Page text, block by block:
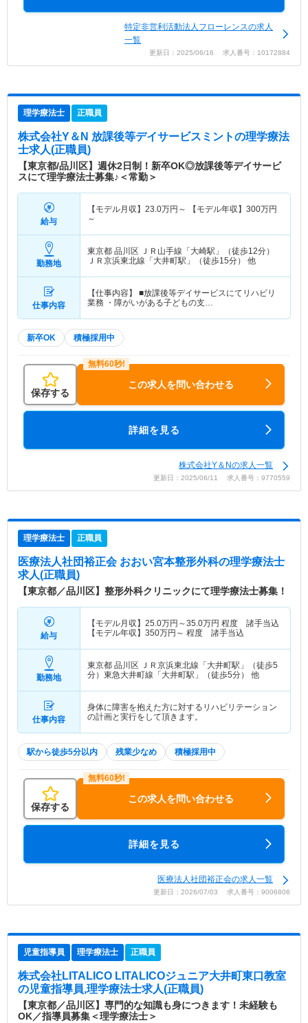
特定非営利活動法人フローレンスの求人
一覧
更新日：2025/06/16 求人番号：10172884
理学療法士 正職員
株式会社Y＆N 放課後等デイサービスミントの理学療法
士求人(正職員)
【東京都/品川区】週休2日制！新卒OK◎放課後等デイサービ
スにて理学療法士募集♪＜常勤＞
給与
【モデル月収】 23.0万円～ 【モデル年収】 300万円
～
勤務地
東京都 品川区 ＪＲ山手線「大崎駅」（徒歩12分）
ＪＲ京浜東北線「大井町駅」（徒歩15分） 他
仕事内容
【仕事内容】 ■放課後等デイサービスにてリハビリ
業務 ・障がいがある子どもの支…
新卒OK 積極採用中
保存する
この求人を問い合わせる
詳細を見る
株式会社Y＆Nの求人一覧
更新日：2025/06/11 求人番号：9770559
理学療法士 正職員
医療法人社団裕正会 おおい宮本整形外科の理学療法士
求人(正職員)
【東京都／品川区】整形外科クリニックにて理学療法士募集！
給与
【モデル月収】 25.0万円～35.0万円 程度 諸手当込
【モデル年収】 350万円～ 程度 諸手当込
勤務地
東京都 品川区 ＪＲ京浜東北線「大井町駅」（徒歩5
分）東急大井町線「大井町駅」（徒歩5分） 他
仕事内容
身体に障害を抱えた方に対するリハビリテーション
の計画と実行をして頂きます。
駅から徒歩5分以内 残業少なめ 積極採用中
保存する
この求人を問い合わせる
詳細を見る
医療法人社団裕正会の求人一覧
更新日：2026/07/03 求人番号：9006806
児童指導員 理学療法士 正職員
株式会社LITALICO LITALICOジュニア大井町東口教室
の児童指導員,理学療法士求人(正職員)
【東京都／品川区】専門的な知識も身につきます！未経験も
OK／指導員募集＜理学療法士＞